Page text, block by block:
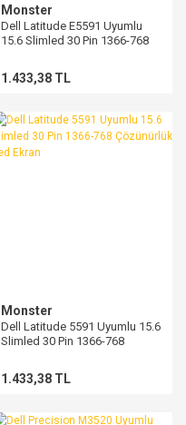
Monster
Dell Latitude E5591 Uyumlu
15.6 Slimled 30 Pin 1366-768
1.433,38 TL
Monster
Dell Latitude 5591 Uyumlu 15.6
Slimled 30 Pin 1366-768
1.433,38 TL